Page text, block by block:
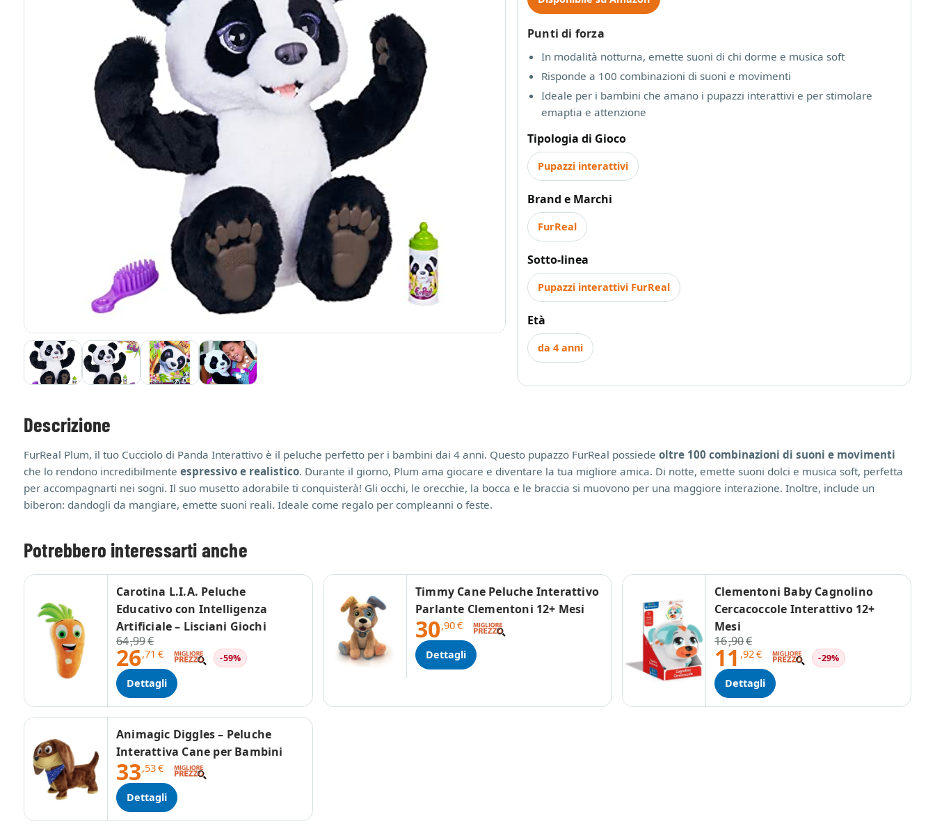
Punti di forza
In modalità notturna, emette suoni di chi dorme e musica soft
Risponde a 100 combinazioni di suoni e movimenti
Ideale per i bambini che amano i pupazzi interattivi e per stimolare
emaptia e attenzione
Tipologia di Gioco
Pupazzi interattivi
Brand e Marchi
FurReal
Sotto-linea
Pupazzi interattivi FurReal
Età
da 4 anni
Descrizione
FurReal Plum, il tuo Cucciolo di Panda Interattivo è il peluche perfetto per i bambini dai 4 anni. Questo pupazzo FurReal possiede oltre 100 combinazioni di suoni e movimenti
che lo rendono incredibilmente espressivo e realistico. Durante il giorno, Plum ama giocare e diventare la tua migliore amica. Di notte, emette suoni dolci e musica soft, perfetta
per accompagnarti nei sogni. Il suo musetto adorabile ti conquisterà! Gli occhi, le orecchie, la bocca e le braccia si muovono per una maggiore interazione. Inoltre, include un
biberon: dandogli da mangiare, emette suoni reali. Ideale come regalo per compleanni o feste.
Potrebbero interessarti anche
Carotina L.I.A. Peluche
Educativo con Intelligenza
Artificiale – Lisciani Giochi
64,99€
26,71 € -59%
Dettagli
Timmy Cane Peluche Interattivo
Parlante Clementoni 12+ Mesi
30,90€
Dettagli
Clementoni Baby Cagnolino
Cercacoccole Interattivo 12+
Mesi
16,90€
11 ,92€ -29%
Dettagli
Animagic Diggles – Peluche
Interattiva Cane per Bambini
33,53€
Dettagli